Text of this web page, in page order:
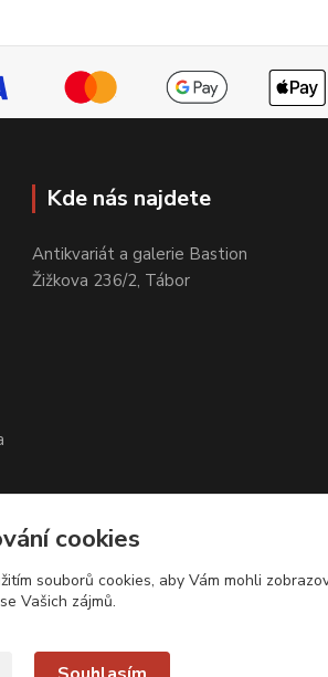
Kde nás najdete
Antikvariát a galerie Bastion
Žižkova 236/2, Tábor
sběr cookies.
cookies
souborů cookies, aby Vám mohli
Vašich zájmů.